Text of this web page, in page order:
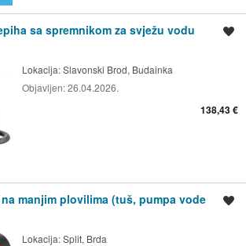
sa spremnikom za svježu vodu
Lokacija:Slavonski Brod, Budainka
Objavljen:26.04.2026.
138,43 €
manjim plovilima (tuš, pumpa vode
Lokacija:Split, Brda